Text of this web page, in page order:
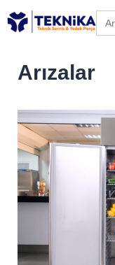
for:
Arızalar